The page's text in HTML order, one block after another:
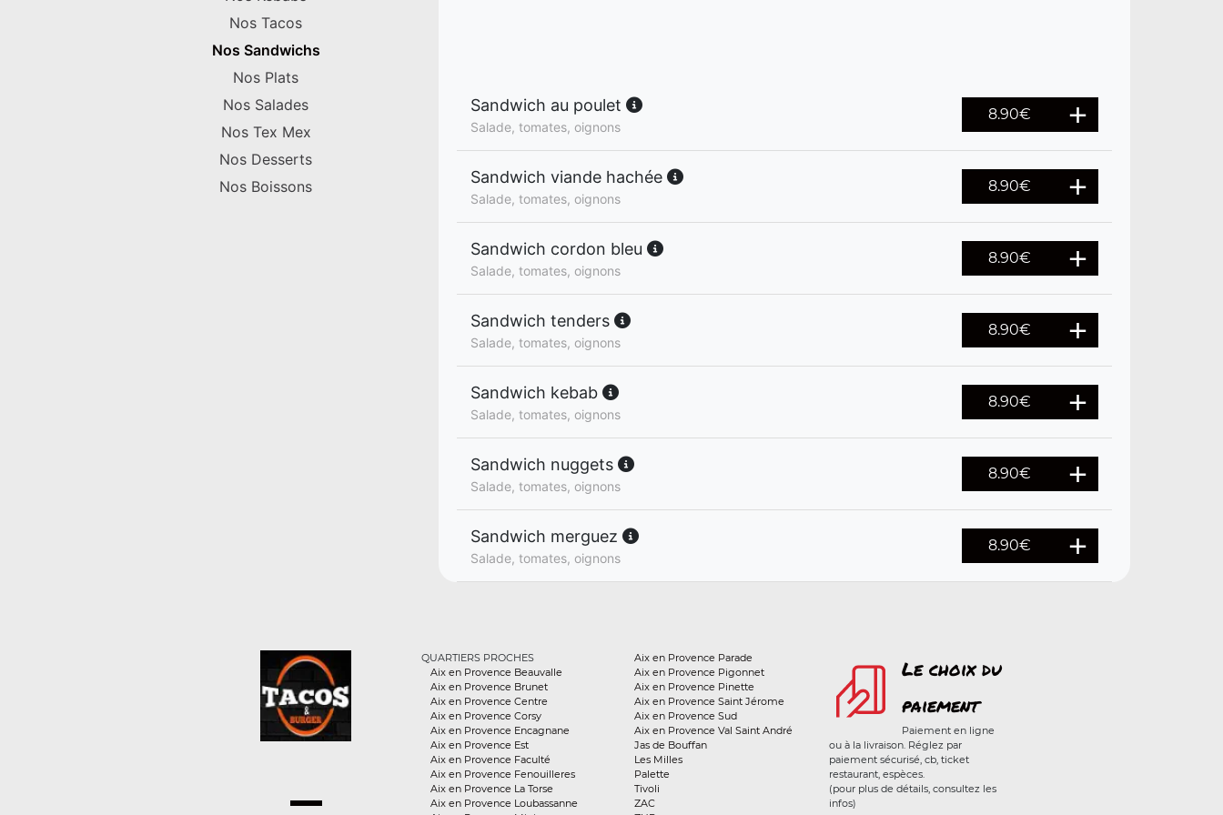
Nos Tacos
Nos Sandwichs
Nos Plats
Nos Salades
Nos Tex Mex
Nos Desserts
Nos Boissons
Sandwich au poulet
Salade, tomates, oignons
8.90€
Sandwich viande hachée
Salade, tomates, oignons
8.90€
Sandwich cordon bleu
Salade, tomates, oignons
8.90€
Sandwich tenders
Salade, tomates, oignons
8.90€
Sandwich kebab
Salade, tomates, oignons
8.90€
Sandwich nuggets
Salade, tomates, oignons
8.90€
Sandwich merguez
Salade, tomates, oignons
8.90€
QUARTIERS PROCHES
Aix en Provence Beauvalle
Aix en Provence Brunet
Aix en Provence Centre
Aix en Provence Corsy
Aix en Provence Encagnane
Aix en Provence Est
Aix en Provence Faculté
Aix en Provence Fenouilleres
Aix en Provence La Torse
Aix en Provence Loubassanne
Aix en Provence Parade
Aix en Provence Pigonnet
Aix en Provence Pinette
Aix en Provence Saint Jérome
Aix en Provence Sud
Aix en Provence Val Saint André
Jas de Bouffan
Les Milles
Palette
Tivoli
ZAC
Le choix du
paiement
Paiement en ligne
ou à la livraison. Réglez par
paiement sécurisé, cb, ticket
restaurant, espèces.
(pour plus de détails, consultez les
infos)